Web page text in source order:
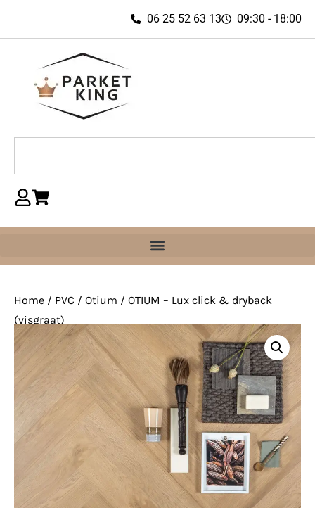
06 25 52 63 13 09:30 - 18:00
Home / PVC / Otium / OTIUM – Lux click & dryback
(visgraat)